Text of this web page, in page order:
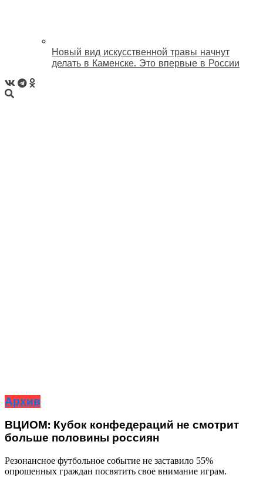
Новый вид искусственной травы начнут
делать в Каменске. Это впервые в России
Архив
ВЦИОМ: Кубок конфедераций не смотрит
больше половины россиян
Резонансное футбольное событие не заставило 55%
опрошенных граждан посвятить свое внимание играм.